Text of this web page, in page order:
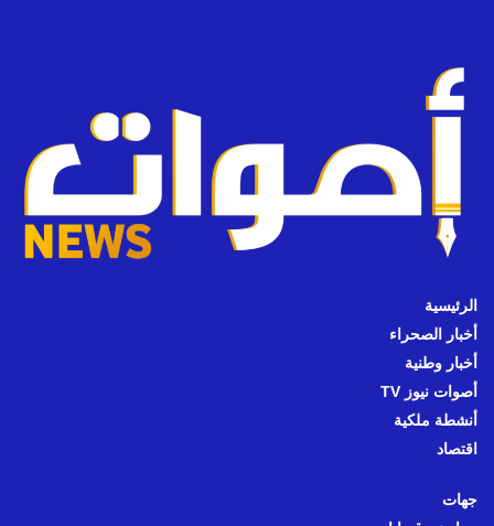
الرئيسية
أخبار الصحراء
أخبار وطنية
أصوات نيوز TV
أنشطة ملكية
اقتصاد
جهات